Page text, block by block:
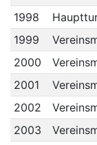
1998
1999
2000
2001
2002
2003